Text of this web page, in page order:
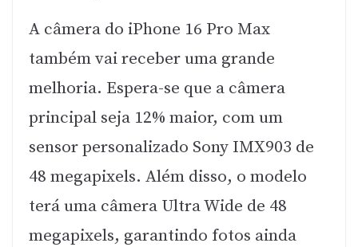
A câmera do iPhone 16 Pro Max
também vai receber uma grande
melhoria. Espera-se que a câmera
principal seja 12% maior, com um
sensor personalizado Sony IMX903 de
48 megapixels. Além disso, o modelo
terá uma câmera Ultra Wide de 48
megapixels, garantindo fotos ainda